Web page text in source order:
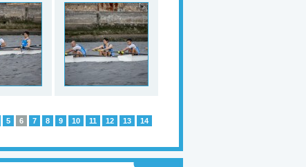
5 6 7 8 9 10 11 12 13 14